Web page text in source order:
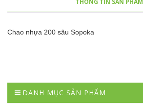
THÔNG TIN SẢN PHẨM
Chao nhựa 200 sâu Sopoka
DANH MỤC SẢN PHẨM